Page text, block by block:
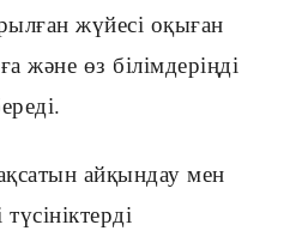
жүйесі оқыған
және өз білімдеріңді
айқындау мен